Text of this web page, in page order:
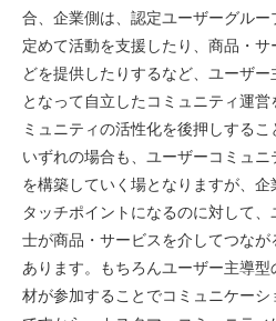
合、企業側は、認定ユーザーグル
定めて活動を支援したり、商品・
どを提供したりするなど、ユーザ
となって自立したコミュニティ運
ミュニティの活性化を後押しするこ
いずれの場合も、ユーザーコミュ
を構築していく場となりますが、
タッチポイントになるのに対して
士が商品・サービスを介してつな
あります。もちろんユーザー主導
材が参加することでコミュニケーシ